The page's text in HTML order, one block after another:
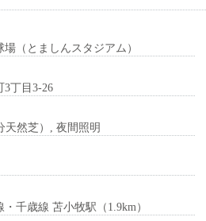
（とましんスタジアム）
3丁目3-26
天然芝）, 夜間照明
千歳線 苫小牧駅（1.9km）